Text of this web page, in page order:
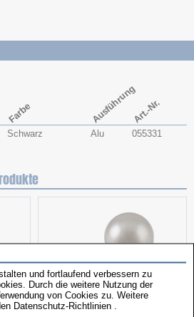
Farbe AusführungArt.-Nr.
Schwarz Alu 055331
und fortlaufend verbessern zu
Durch die weitere Nutzung der
von Cookies zu. Weitere
Datenschutz-Richtlinien